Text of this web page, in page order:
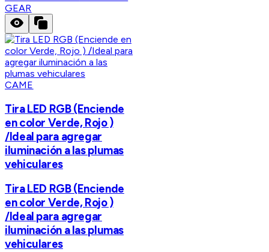
GEAR
CAME
Tira LED RGB (Enciende
en color Verde, Rojo )
/Ideal para agregar
iluminación a las plumas
vehiculares
Tira LED RGB (Enciende
en color Verde, Rojo )
/Ideal para agregar
iluminación a las plumas
vehiculares